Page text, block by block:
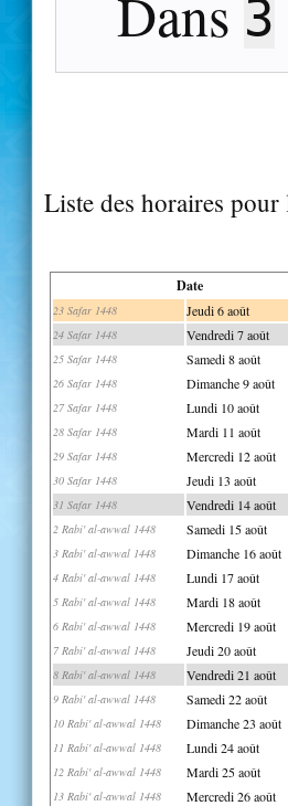
Dans 3
Liste des horaires
Date
23 Safar 1448 Jeudi 6 août
24 Safar 1448 Vendredi 7 août
25 Safar 1448 Samedi 8 août
26 Safar 1448 Dimanche 9 août
27 Safar 1448 Lundi 10 août
28 Safar 1448 Mardi 11 août
29 Safar 1448 Mercredi 12 août
30 Safar 1448 Jeudi 13 août
31 Safar 1448 Vendredi 14 août
2 Rabi' al-awwal 1448 Samedi 15 août
3 Rabi' al-awwal 1448 Dimanche 16 août
4 Rabi' al-awwal 1448 Lundi 17 août
5 Rabi' al-awwal 1448 Mardi 18 août
6 Rabi' al-awwal 1448 Mercredi 19 août
7 Rabi' al-awwal 1448 Jeudi 20 août
8 Rabi' al-awwal 1448 Vendredi 21 août
9 Rabi' al-awwal 1448 Samedi 22 août
10 Rabi' al-awwal 1448 Dimanche 23 août
11 Rabi' al-awwal 1448 Lundi 24 août
12 Rabi' al-awwal 1448 Mardi 25 août
13 Rabi' al-awwal 1448 Mercredi 26 août